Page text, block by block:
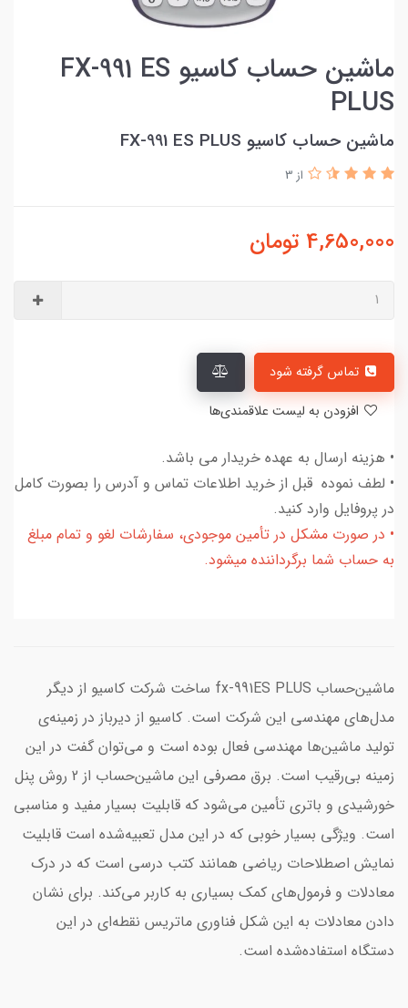
ماشین حساب کاسیو FX-991 ES
PLUS
ماشین حساب کاسیو FX-991 ES PLUS
از 3
4,650,000 تومان
تماس گرفته شود
• هزینه ارسال به عهده خریدار می باشد.
• لطف نموده قبل از خرید اطلاعات تماس و آدرس را بصورت کامل
در پروفایل وارد کنید.
• در صورت مشکل در تأمین موجودی، سفارشات لغو و تمام مبلغ
به حساب شما برگرداننده میشود.
ماشین‌حساب fx-991ES PLUS ساخت شرکت کاسیو از دیگر
مدل‌های مهندسی این شرکت است. کاسیو از دیرباز در زمینه‌ی
تولید ماشین‌ها مهندسی فعال بوده است و می‌توان گفت در این
زمینه بی‌رقیب است. برق مصرفی این ماشین‌حساب از 2 روش پنل
خورشیدی و باتری تأمین می‌شود که قابلیت بسیار مفید و مناسبی
است. ویژگی بسیار خوبی که در این مدل تعبیه‌شده است قابلیت
نمایش اصطلاحات ریاضی همانند کتب درسی است که در درک
معادلات و فرمول‌های کمک بسیاری به کاربر می‌کند. برای نشان
دادن معادلات به این شکل فناوری ماتریس نقطه‌ای در این
دستگاه استفاده‌شده است.